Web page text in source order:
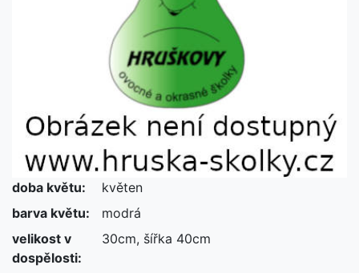
doba květu:
květen
barva květu:
modrá
velikost v
dospělosti:
30cm, šířka 40cm